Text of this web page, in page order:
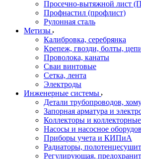
Просечно-вытяжной лист
Профнастил (профлист)
Рулонная сталь
Метизы
Калибровка, серебрянка
Крепеж, гвозди, болты,
Проволока, канаты
Сваи винтовые
Сетка, лента
Электроды
Инженерные системы
Детали трубопроводов,
Запорная арматура и
Коллекторы и
Насосы и насосное
Приборы учета и КИПиА
Радиаторы,
Регулирующая,